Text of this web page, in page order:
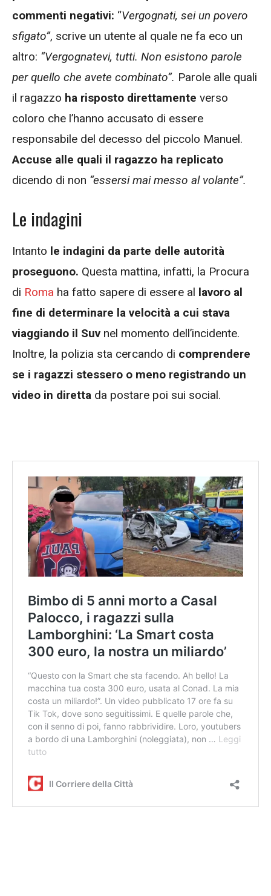
commenti negativi: “Vergognati, sei un povero
sfigato”, scrive un utente al quale ne fa eco un
altro: “Vergognatevi, tutti. Non esistono parole
per quello che avete combinato”. Parole alle quali
il ragazzo ha risposto direttamente verso
coloro che l’hanno accusato di essere
responsabile del decesso del piccolo Manuel.
Accuse alle quali il ragazzo ha replicato
dicendo di non “essersi mai messo al volante”.
Le indagini
Intanto le indagini da parte delle autorità
proseguono. Questa mattina, infatti, la Procura
di Roma ha fatto sapere di essere al lavoro al
fine di determinare la velocità a cui stava
viaggiando il Suv nel momento dell’incidente.
Inoltre, la polizia sta cercando di comprendere
se i ragazzi stessero o meno registrando un
video in diretta da postare poi sui social.